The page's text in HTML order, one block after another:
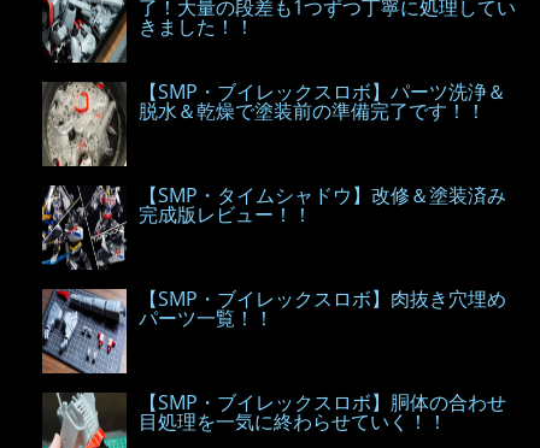
了！大量の段差も1つずつ丁寧に処理してい
きました！！
【SMP・ブイレックスロボ】パーツ洗浄＆
脱水＆乾燥で塗装前の準備完了です！！
【SMP・タイムシャドウ】改修＆塗装済み
完成版レビュー！！
【SMP・ブイレックスロボ】肉抜き穴埋め
パーツ一覧！！
【SMP・ブイレックスロボ】胴体の合わせ
目処理を一気に終わらせていく！！